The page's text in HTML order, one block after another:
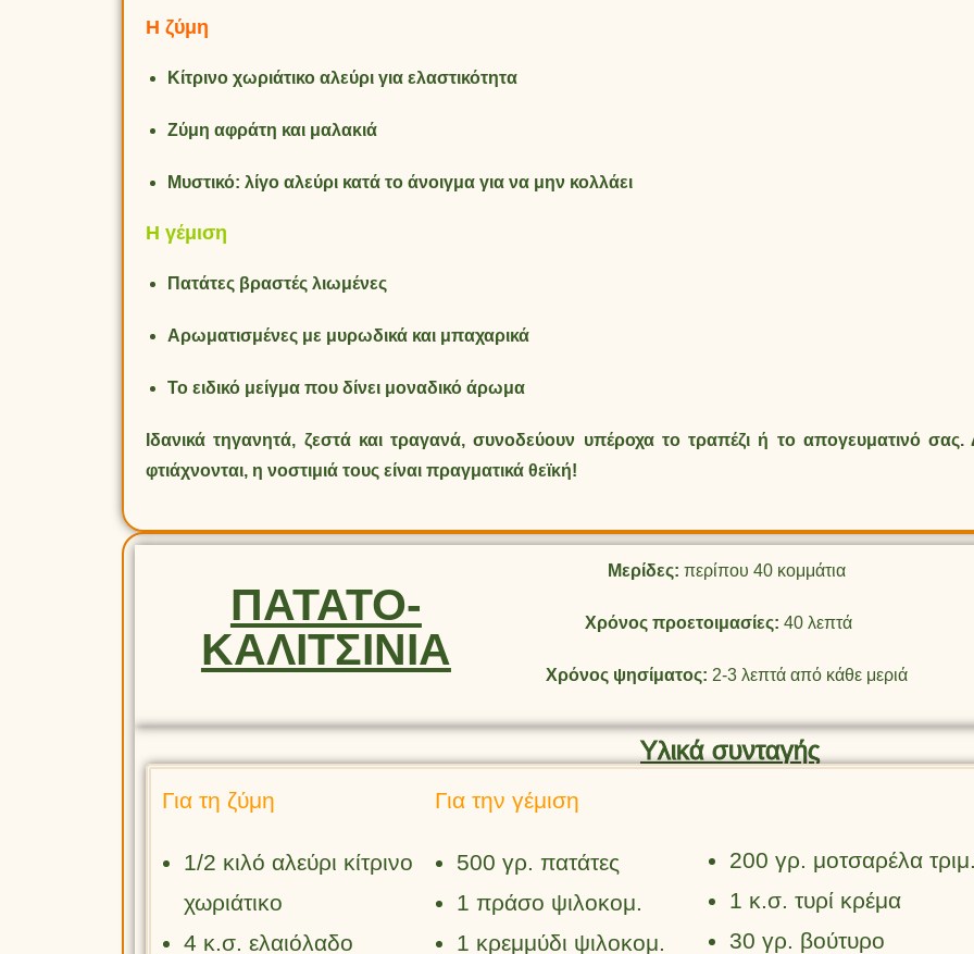
Η ζύμη
Κίτρινο χωριάτικο αλεύρι για ελαστικότητα
Ζύμη αφράτη και μαλακιά
Μυστικό: λίγο αλεύρι κατά το άνοιγμα για να μην κολλάει
Η γέμιση
Πατάτες βραστές λιωμένες
Αρωματισμένες με μυρωδικά και μπαχαρικά
Το ειδικό μείγμα που δίνει μοναδικό άρωμα
Ιδανικά τηγανητά, ζεστά και τραγανά, συνοδεύουν υπέροχα το τραπέζι ή το απογευματινό
φτιάχνονται, η νοστιμιά τους είναι πραγματικά θεϊκή!
ΠΑΤΑΤΟ-
ΚΑΛΙΤΣΙΝΙΑ
Μερίδες: περίπου 40 κομμάτια
Χρόνος προετοιμασίες: 40 λεπτά
Χρόνος ψησίματος: 2-3 λεπτά από κάθε μεριά
Υλικά συνταγής
Για τη ζύμη
1/2 κιλό αλεύρι κίτρινο
χωριάτικο
4 κ.σ. ελαιόλαδο
Για την γέμιση
500 γρ. πατάτες
1 πράσο ψιλοκομ.
1 κρεμμύδι ψιλοκομ.
200 γρ. μοτσαρέλα
1 κ.σ. τυρί κρέμα
30 γρ. βούτυρο